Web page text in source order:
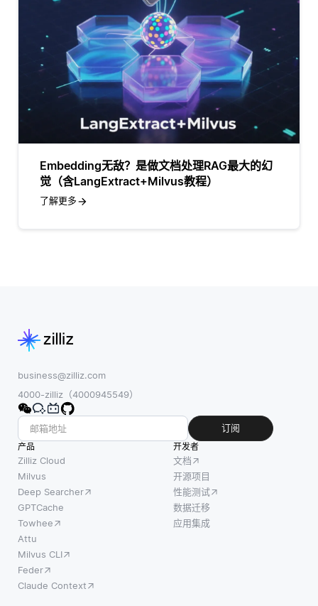
Embedding无敌？是做文档处理RAG最大的幻
觉（含LangExtract+Milvus教程）
了解更多
business@zilliz.com
4000-zilliz（4000945549）
订阅
产品
Zilliz Cloud
Milvus
Deep Searcher
GPTCache
Towhee
Attu
Milvus CLI
Feder
Claude Context
开发者
文档
开源项目
性能测试
数据迁移
应用集成